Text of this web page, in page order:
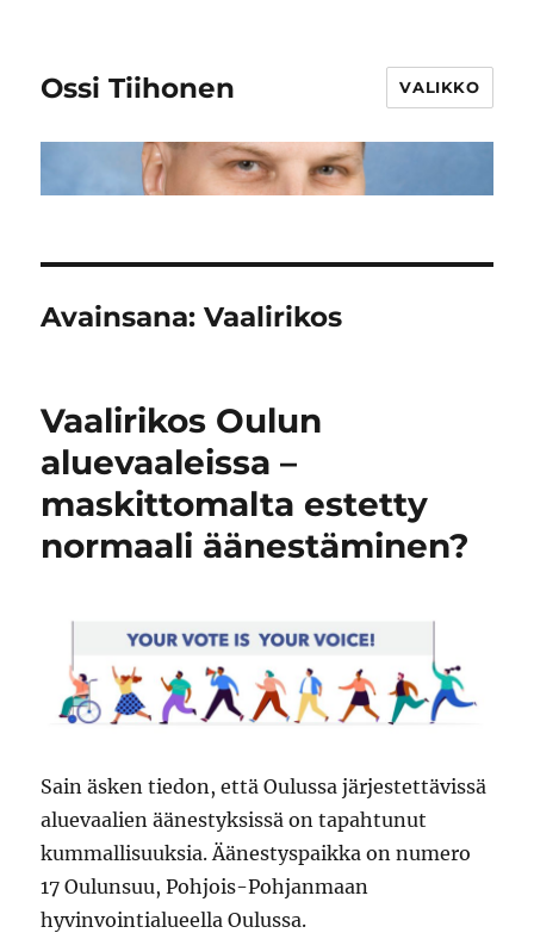
Ossi Tiihonen VALIKKO
Avainsana:Vaalirikos
Vaalirikos Oulun
aluevaaleissa –
maskittomalta estetty
normaali äänestäminen?
Sain äsken tiedon, että Oulussa järjestettävissä
aluevaalien äänestyksissä on tapahtunut
kummallisuuksia. Äänestyspaikka on numero
17 Oulunsuu, Pohjois-Pohjanmaan
hyvinvointialueella Oulussa.